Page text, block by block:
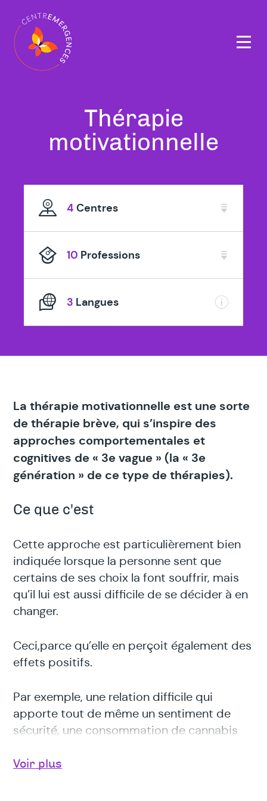
Tous
nos
spécialisé
en
Thérapie
motivationnelle
4 Centres
10 Professions
3 Langues
Navigation
principale
La thérapie motivationnelle est une sorte
de thérapie brève, qui s’inspire des
approches comportementales et
cognitives de « 3e vague » (la « 3e
génération » de ce type de thérapies).
Ce que c'est
Cette approche est particulièrement bien
indiquée lorsque la personne sent que
certains de ses choix la font souffrir, mais
qu’il lui est aussi difficile de se décider à en
changer.
Ceci,parce qu’elle en perçoit également des
effets positifs.
Par exemple, une relation difficile qui
apporte tout de même un sentiment de
sécurité, une consommation de cannabis
ses tracas, etc.)
Voir plus